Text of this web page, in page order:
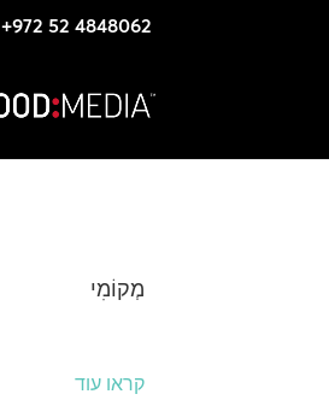
+972 52 4848062
מְקוֹמִי
קראו עוד